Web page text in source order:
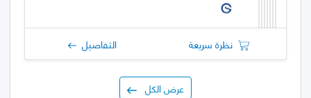
نظرة سريعة التفاصيل
عرض الكل